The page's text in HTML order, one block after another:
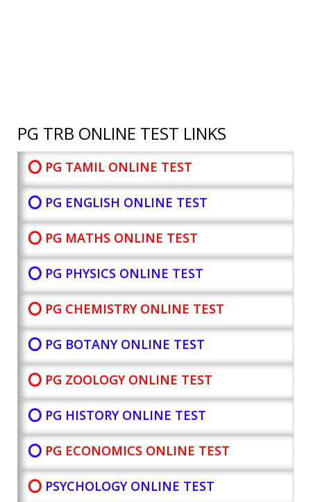
PG TRB ONLINE TEST LINKS
⭕ PG TAMIL ONLINE TEST
⭕ PG ENGLISH ONLINE TEST
⭕ PG MATHS ONLINE TEST
⭕ PG PHYSICS ONLINE TEST
⭕ PG CHEMISTRY ONLINE TEST
⭕ PG BOTANYONLINE TEST
⭕ PG ZOOLOGY ONLINE TEST
⭕ PG HISTORY ONLINE TEST
⭕ PG ECONOMICS ONLINE TEST
⭕ PSYCHOLOGY ONLINE TEST